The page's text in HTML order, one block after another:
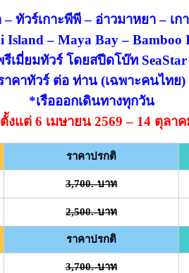
– ทัวร์เกาะพีพี – อ่าวมาหยา – เก
Island – Maya Bay – Bamboo
รีเมี่ยมทัวร์ โดยสปีดโบ๊ท SeaStar
าคาทัวร์ ต่อ ท่าน (เฉพาะคนไทย)
*เรือออกเดินทางทุกวัน
งแต่ 6 เมษายน 2569 – 14 ตุลา
ราคาปรกติ
3,700.-บาท
2,500.-บาท
ราคาปรกติ
3,700.-บาท